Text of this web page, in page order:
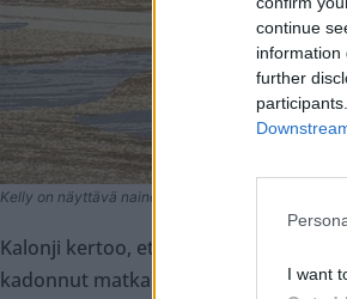
continue
information
further
I want
Kelly on näyttävä nainen. Kuva: Kelly Kalonjin
Kalonji kertoo, että lentoihin tuli
kadonnut matkalla.